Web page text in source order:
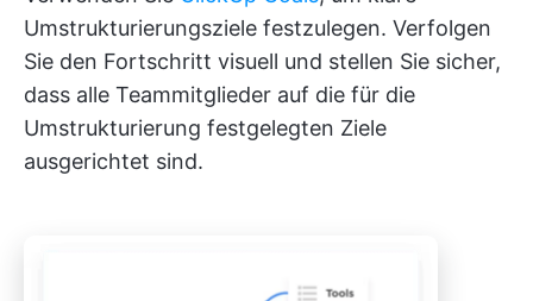
Umstrukturierungsziele festzulegen. Verfolgen
Sie den Fortschritt visuell und stellen Sie sicher,
dass alle Teammitglieder auf die für die
Umstrukturierung festgelegten Ziele
ausgerichtet sind.